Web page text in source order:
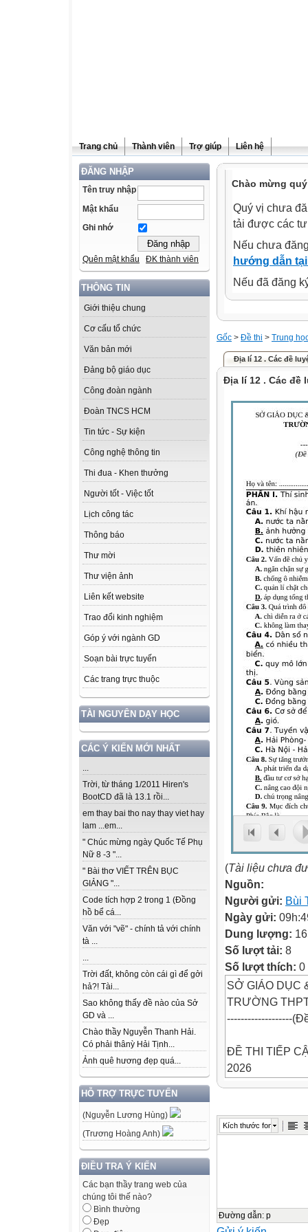
Trang chủ Thành viên Trợ giúp Liên hệ
ĐĂNG NHẬP
Tên truy nhập
Mật khẩu
Ghi nhớ
Quên mật khẩu ĐK thành viên
THÔNG TIN
Giới thiệu chung
Cơ cấu tổ chức
Văn bản mới
Đảng bộ giáo dục
Công đoàn ngành
Đoàn TNCS HCM
Tin tức - Sự kiện
Công nghệ thông tin
Thi đua - Khen thưởng
Người tốt - Việc tốt
Lịch công tác
Thông báo
Thư mời
Thư viện ảnh
Liên kết website
Trao đổi kinh nghiệm
Góp ý với ngành GD
Soạn bài trực tuyến
Các trang trực thuộc
TÀI NGUYÊN DẠY HỌC
CÁC Ý KIẾN MỚI NHẤT
...
Trời, từ tháng 1/2011 Hiren's
BootCD đã là 13.1 rồi...
em thay bai tho nay thay viet hay
lam ...em...
" Chúc mừng ngày Quốc Tế Phụ
Nữ 8 -3 "...
" Bài thơ VIẾT TRÊN BỤC
GIẢNG "...
Code tích hợp 2 trong 1 (Đồng
hồ bể cá...
Văn với "vẽ" - chính tả với chính
tà ...
...
Trời đất, không còn cái gì để gởi
hả?! Tài...
Sao không thấy đề nào của Sở
GD và ...
Chào thầy Nguyễn Thanh Hải.
Có phải thânỳ Hải Tịnh...
Ảnh quê hương đẹp quá...
HỖ TRỢ TRỰC TUYẾN
(Nguyễn Lương Hùng)
(Trương Hoàng Anh)
ĐIỀU TRA Ý KIẾN
Các bạn thầy trang web của
chúng tôi thế nào?
Bình thường
Đẹp
Chào mừng
Quý vị chưa
tải được các
Nếu chưa
hướng dẫn
Nếu đã đăng
Gốc > Đề thi > Trung
Địa lí 12 . Các đề
Địa lí 12 . Các đề
(Tài liệu chưa
Nguồn:
Người gửi: Bùi
Ngày gửi:
Dung lượng:
Số lượt tải: 8
Số lượt thích: 0
SỞ GIÁO DỤC
TRƯỜNG
-------------------
ĐỀ THI TIẾP
2026
(không kể thời
án.
Kích thước font
Đường dẫn: p